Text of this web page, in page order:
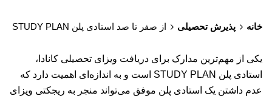
خانه پذیرش تحصیلی از صفر تا صد استادی پلن STUDY PLAN
یکی از مهم‌ترین مدارک برای دریافت ویزای تحصیلی کانادا،
استادی پلن STUDY PLAN است و به اندازه‌ای اهمیت دارد که
عدم داشتن یک استادی پلن موفق می‌تواند منجر به ریجکتی ویزای